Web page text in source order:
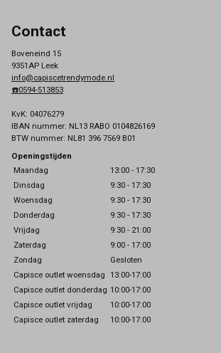
Contact
Boveneind 15
9351AP Leek
info@capiscetrendymode.nl
☎️0594-513853
KvK: 04076279
IBAN nummer: NL13 RABO 0104826169
BTW nummer: NL81 396 7569 B01
Openingstijden
Maandag
13:00 - 17:30
Dinsdag
9:30 - 17:30
Woensdag
9:30 - 17:30
Donderdag
9:30 - 17:30
Vrijdag
9:30 - 21:00
Zaterdag
9:00 - 17:00
Zondag
Gesloten
Capisce outlet woensdag 13:00-17:00
Capisce outlet donderdag 10:00-17:00
Capisce outlet vrijdag
10:00-17:00
Capisce outlet zaterdag
10:00-17:00